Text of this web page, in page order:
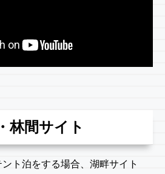
林間サイト
ト泊をする場合、湖畔サイト